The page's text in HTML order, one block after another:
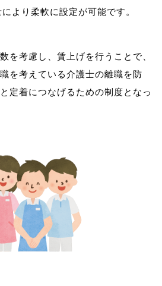
より柔軟に設定が可能です。
を考慮し、賃上げを行うことで、
を考えている介護士の離職を防
定着につなげるための制度となっ